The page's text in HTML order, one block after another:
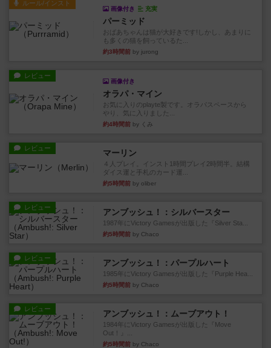
ルール/インスト
画像付き 充実
パーミッド
おばあちゃんは猫が大好きです!しかし、あまりに
も多くの猫を飼っているた...
約3時間前 by jurong
レビュー
画像付き
オラパ・マイン
お気に入りのplayte製です。オラパスペースから
やり、気に入りました...
約4時間前 by くみ
レビュー マーリン
４人プレイ。インスト1時間プレイ2時間半。結構
ダイス運と手札のカード運...
約5時間前 by oliber
レビュー アンブッシュ！：シルバースター
1987年にVictory Gamesが出版した『Silver Sta...
約5時間前 by Chaco
レビュー アンブッシュ！：パープルハート
1985年にVictory Gamesが出版した『Purple Hea...
約5時間前 by Chaco
レビュー アンブッシュ！：ムーブアウト！
1984年にVictory Gamesが出版した『Move
Out！』...
約5時間前 by Chaco